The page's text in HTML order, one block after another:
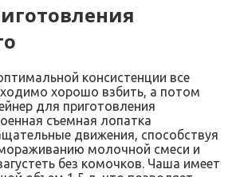
консистенции все
хорошо взбить, а потом
для приготовления
съемная лопатка
движения, способствуя
молочной смеси и
без комочков. Чаша имеет